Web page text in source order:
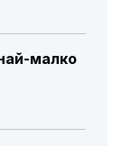
малко